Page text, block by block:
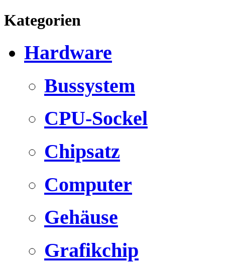
Kategorien
Hardware
Bussystem
CPU-Sockel
Chipsatz
Computer
Gehäuse
Grafikchip